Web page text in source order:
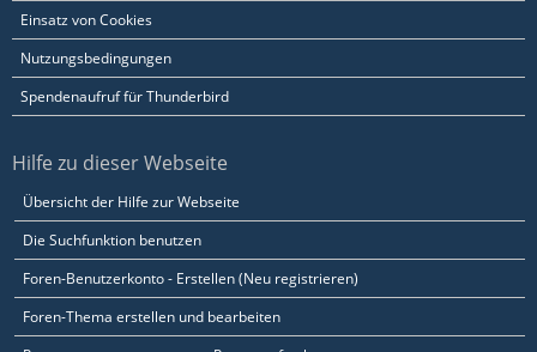
Einsatz von Cookies
Nutzungsbedingungen
Spendenaufruf für Thunderbird
Hilfe zu dieser Webseite
Übersicht der Hilfe zur Webseite
Die Suchfunktion benutzen
Foren-Benutzerkonto - Erstellen (Neu registrieren)
Foren-Thema erstellen und bearbeiten